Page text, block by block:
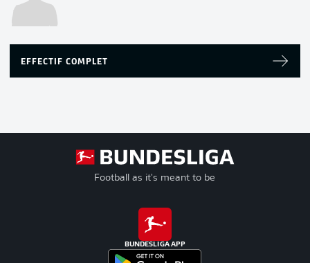
EFFECTIF COMPLET
Football as it's meant to be
BUNDESLIGA APP